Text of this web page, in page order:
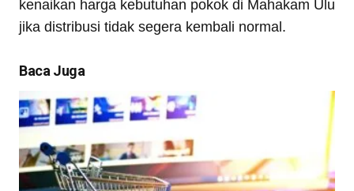
kenaikan harga kebutuhan pokok di Mahakam Ulu
jika distribusi tidak segera kembali normal.
Baca Juga